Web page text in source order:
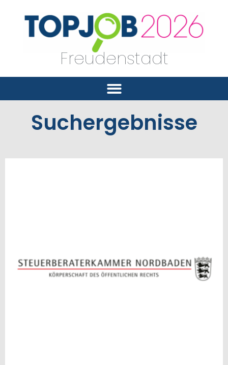
Freudenstadt
Suchergebnisse